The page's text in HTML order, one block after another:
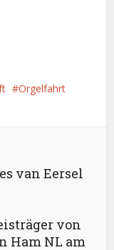
Orgelfahrt
van Eersel
von
Ham NL am